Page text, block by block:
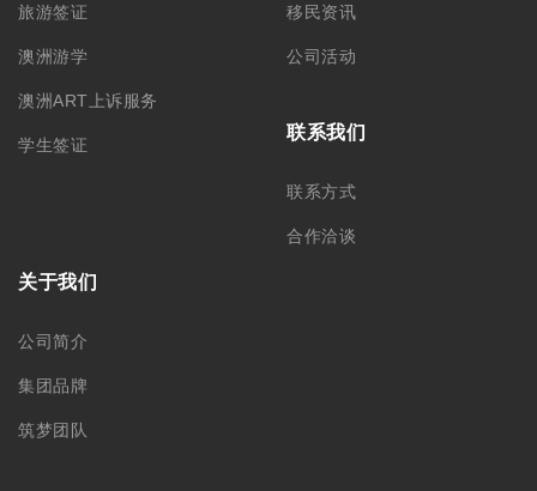
旅游签证
澳洲游学
澳洲ART上诉服务
学生签证
移民资讯
公司活动
联系我们
联系方式
合作洽谈
关于我们
公司简介
集团品牌
筑梦团队